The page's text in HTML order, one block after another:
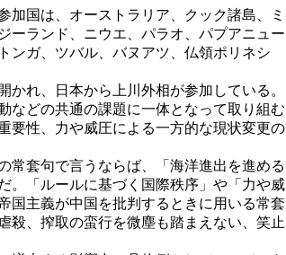
国は、オーストラリア、クック諸島、ミ
ーランド、ニウエ、パラオ、パプアニュー
ンガ、ツバル、バヌアツ、仏領ポリネシ
れ、日本から上川外相が参加している。
などの共通の課題に一体となって取り組む
要性、力や威圧による一方的な現状変更の
套句で言うならば、「海洋進出を進める
。「ルールに基づく国際秩序」や「力や威
国主義が中国を批判するときに用いる常套
殺、搾取の蛮行を微塵も踏まえない、笑止